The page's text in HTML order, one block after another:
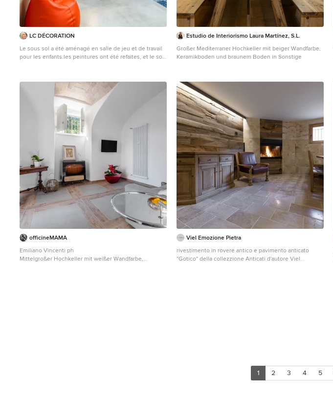
LC DÉCORATION
Le sous sol a été aménagé en salle de jeu et de travail
pour les enfants.les peintures ont été refaites, et le sol
placard terminé par un bureau deux places a été
imaginé et dessiné par LC DECORATION ,
Estudio de Interiorismo Laura Martínez, S.L.
Großer Mediterraner Hochkeller mit beiger Wandfarbe,
Keramikboden und braunem Boden in Sonstige
officineMAMA
Emiliano Vincenti ph
Mittelgroßer Hochkeller mit weißer Wandfarbe,
Viel Emozione Pietra
rivestimento in rovere antico e pavimento anticato
"Gotico" della collezzione Anticati d'autore Viel
1 2 3 4 5